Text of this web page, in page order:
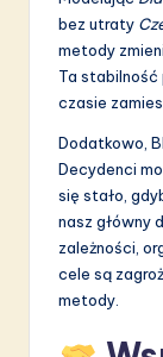
bez utraty
metody
Ta stabilność
czasie
Dodatkowo,
Decydenci
się stało,
nasz główny
zależności,
cele są
metody.